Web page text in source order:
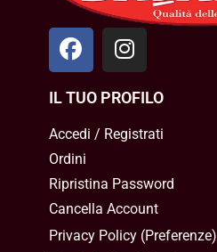
IL TUO PROFILO
Accedi / Registrati
Ordini
Ripristina Password
Cancella Account
Privacy Policy(Preferenze)